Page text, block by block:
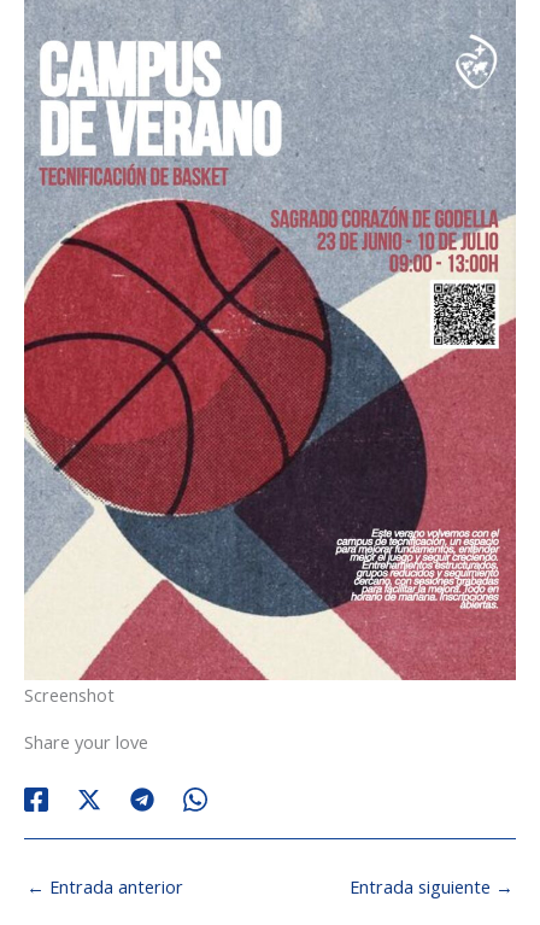
Screenshot
Share your love
← Entrada anterior Entrada siguiente →